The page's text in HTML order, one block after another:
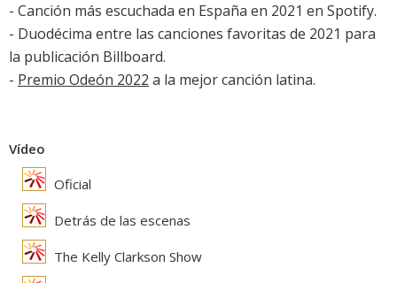
- Canción más escuchada en España en 2021 en Spotify.
- Duodécima entre las canciones favoritas de 2021 para
la publicación Billboard.
- Premio Odeón 2022 a la mejor canción latina.
Vídeo
Oficial
Detrás de las escenas
The Kelly Clarkson Show